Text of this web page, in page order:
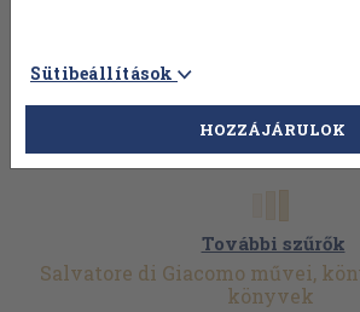
További szűrők
Salvatore di Giacomo művei,
könyvek
Sütibeállítások
HOZZÁJÁRULOK